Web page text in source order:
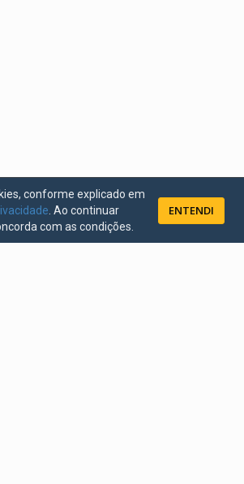
conforme explicado em
. Ao continuar
com as condições.
ENTENDI